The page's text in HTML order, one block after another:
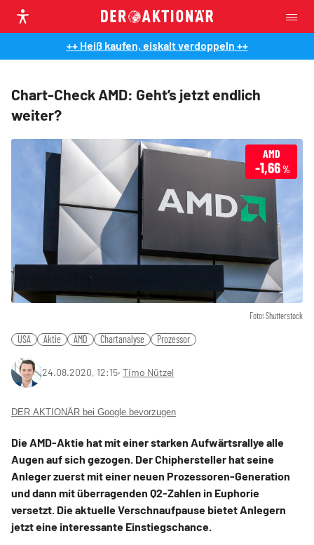
++ Heiß kaufen, eiskalt verdoppeln ++
Chart-Check AMD: Geht’s jetzt endlich
weiter?
Foto: Shutterstock
AMD
-1,66%
USA Aktie AMD Chartanalyse Prozessor
24.08.2020, 12:15‧ Timo Nützel
DER AKTIONÄR bei Google bevorzugen
Die AMD-Aktie hat mit einer starken Aufwärtsrallye alle
Augen auf sich gezogen. Der Chiphersteller hat seine
Anleger zuerst mit einer neuen Prozessoren-Generation
und dann mit überragenden Q2-Zahlen in Euphorie
versetzt. Die aktuelle Verschnaufpause bietet Anlegern
jetzt eine interessante Einstiegschance.